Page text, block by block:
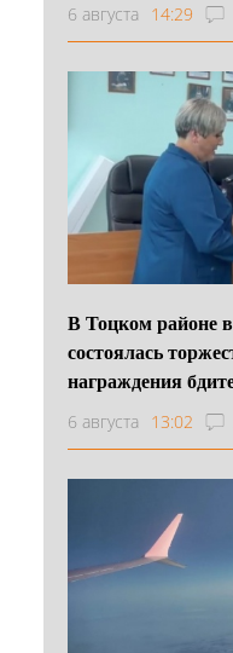
6 августа 14:29
В Тоцком районе
состоялась
награждения
6 августа 13:02